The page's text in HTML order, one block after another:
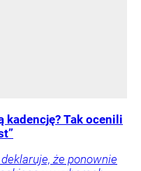
kadencję? Tak ocenili
że ponownie